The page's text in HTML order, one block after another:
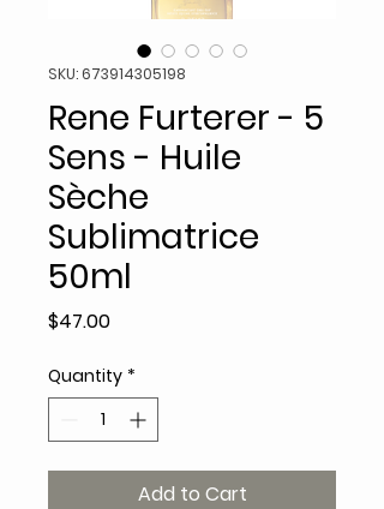
SKU: 673914305198
Rene Furterer - 5
Sens - Huile
Sèche
Sublimatrice
50ml
$47.00Price
Quantity *
Add to Cart